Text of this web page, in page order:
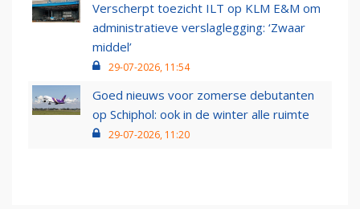
Verscherpt toezicht ILT op KLM E&M om
administratieve verslaglegging: ‘Zwaar
middel’
29-07-2026, 11:54
Goed nieuws voor zomerse debutanten
op Schiphol: ook in de winter alle ruimte
29-07-2026, 11:20